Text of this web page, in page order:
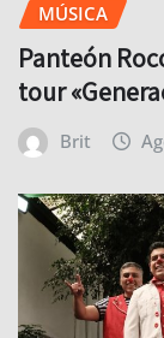
MÚSICA
Panteón
tour
Brit